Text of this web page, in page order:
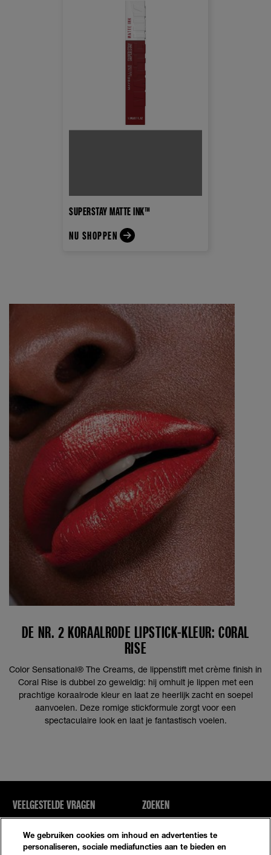
SUPERSTAY MATTE INK™
NU SHOPPEN
DE NR. 2 KORAALRODE LIPSTICK-KLEUR: CORAL
RISE
Color Sensational® The Creams, de lippenstift met crème finish in
Coral Rise is dubbel zo geweldig: hij omhult je lippen met een
prachtige koraalrode kleur en laat ze heerlijk zacht en soepel
aanvoelen. Deze romige stickformule zorgt voor een
spectaculaire look en laat je fantastisch voelen.
VEELGESTELDE VRAGEN
NEEM CONTACT MET ONS OP
ZOEKEN
SITE-OVERZICHT
We gebruiken cookies om inhoud en advertenties te
personaliseren, sociale mediafuncties aan te bieden en